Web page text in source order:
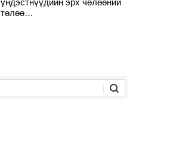
үндэстнүүдийн эрх чөлөөний
төлөө…